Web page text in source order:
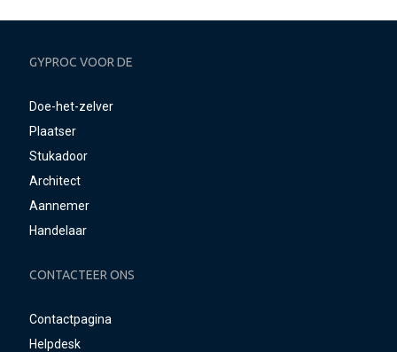
GYPROC VOOR DE
Doe-het-zelver
Plaatser
Stukadoor
Architect
Aannemer
Handelaar
CONTACTEER ONS
Contactpagina
Helpdesk